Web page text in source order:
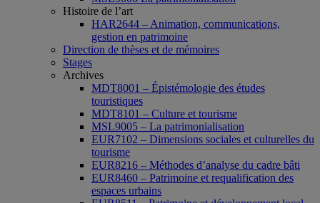
Histoire de l’art
HAR2644 – Animation, communications,
gestion en patrimoine
Direction de thèses et de mémoires
Stages
Archives
MDT8001 – Épistémologie des études
touristiques
MDT8101 – Culture et tourisme
MSL9005 – La patrimonialisation
EUR7102 – Dimensions sociales et culturelles du
tourisme
EUR8216 – Méthodes d’analyse du cadre bâti
EUR8460 – Patrimoine et requalification des
espaces urbains